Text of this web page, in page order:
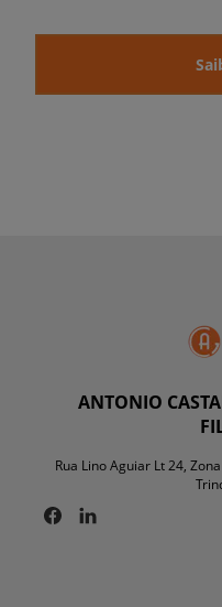
ANTONIO
Rua Lino Aguiar Lt 24,